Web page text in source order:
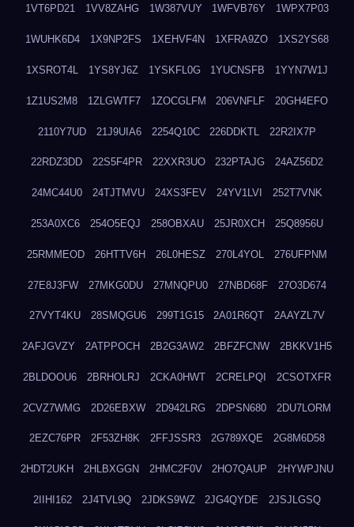
1VT6PD21 1VV8ZAHG 1W387VUY 1WFVB76Y 1WPX7P03
1WUHK6D4 1X9NP2FS 1XEHVF4N 1XFRA9ZO 1XS2YS68
1XSROT4L 1YS8YJ6Z 1YSKFL0G 1YUCNSFB 1YYN7W1J
1Z1US2M8 1ZLGWTF7 1ZOCGLFM 206VNFLF 20GH4EFO
2110Y7UD 21J9UIA6 2254Q10C 226DDKTL 22R2IX7P
22RDZ3DD 22S5F4PR 22XXR3UO 232PTAJG 24AZ56D2
24MC44U0 24TJTMVU 24XS3FEV 24YV1LVI 252T7VNK
253A0XC6 254O5EQJ 258OBXAU 25JR0XCH 25Q8956U
25RMMEOD 26HTTV6H 26L0HESZ 270L4YOL 276UFPNM
27E8J3FW 27MKG0DU 27MNQPU0 27NBD68F 27O3D674
27VYT4KU 28SMQGU6 299T1G15 2A01R6QT 2AAYZL7V
2AFJGVZY 2ATPPOCH 2B2G3AW2 2BFZFCNW 2BKKV1H5
2BLDOOU6 2BRHOLRJ 2CKA0HWT 2CRELPQI 2CSOTXFR
2CVZ7WMG 2D26EBXW 2D942LRG 2DPSN680 2DU7LORM
2EZC76PR 2F53ZH8K 2FFJSSR3 2G789XQE 2G8M6D58
2HDT2UKH 2HLBXGGN 2HMC2F0V 2HO7QAUP 2HYWPJNU
2IIHI162 2J4TVL9Q 2JDKS9WZ 2JG4QYDE 2JSJLGSQ